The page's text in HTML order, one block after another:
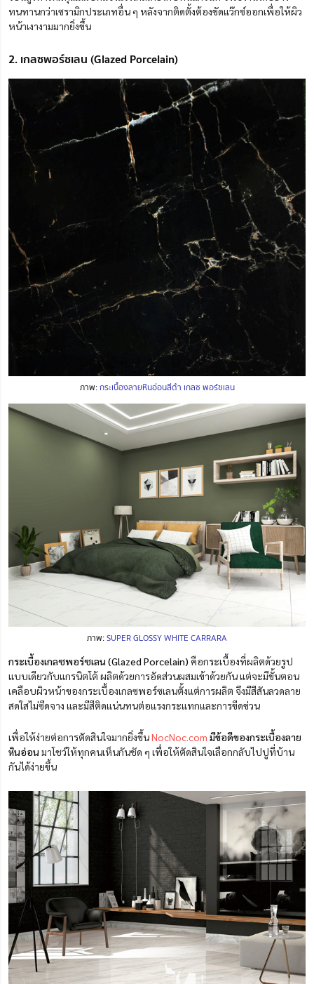
ทนทานกว่าเซรามิกประเภทอื่น ๆ หลังจากติดตั้งต้องขัดแว๊กซ์ออกเพื่อให้ผิว
หน้าเงางามมากยิ่งขึ้น
2. เกลซพอร์ซเลน (Glazed Porcelain)
ภาพ:กระเบื้องลายหินอ่อนสีดำ เกลซ พอร์ซเลน
ภาพ:SUPER GLOSSY WHITE CARRARA
กระเบื้องเกลซพอร์ซเลน (Glazed Porcelain) คือกระเบื้องที่ผลิตด้วยรูป
แบบเดียวกับแกรนิตโต้ ผลิตด้วยการอัดส่วนผสมเข้าด้วยกัน แต่จะมีขั้นตอน
เคลือบผิวหน้าของกระเบื้องเกลซพอร์ซเลนตั้งแต่การผลิต จึงมีสีสันลวดลาย
สดใสไม่ซีดจาง และมีสีติดแน่นทนต่อแรงกระแทกและการขีดข่วน
เพื่อให้ง่ายต่อการตัดสินใจมากยิ่งขึ้นNocNoc.com มีข้อดีของกระเบื้องลาย
หินอ่อนมาโชว์ให้ทุกคนเห็นกันชัด ๆ เพื่อให้ตัดสินใจเลือกกลับไปปูที่บ้าน
กันได้ง่ายขึ้น